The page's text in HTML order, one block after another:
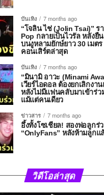
บันเทิง
7 months ago
“โจลิน ไช่ (Jolin Tsai)” ร
Pop กลายเป็นไวรัล หลังยืน
บนงูหลามยักษ์ยาว 30 เมตร
คอนเสิร์ตล่าสุด
บันเทิง
7 months ago
“มินามิ อาวะ (Minami
เวียร์ไอดอล ต้องยกเลิกงา
หลังไม่มีแฟนคลับมาเข้าร่ว
แม้แต่คนเดียว
ข่าวสาร
7 months ago
อึ้งทั้งโซเชียล! สองพ่อลูกร่
“OnlyFans” หลังห้ามลูกแ
วิดีโอล่าสุด